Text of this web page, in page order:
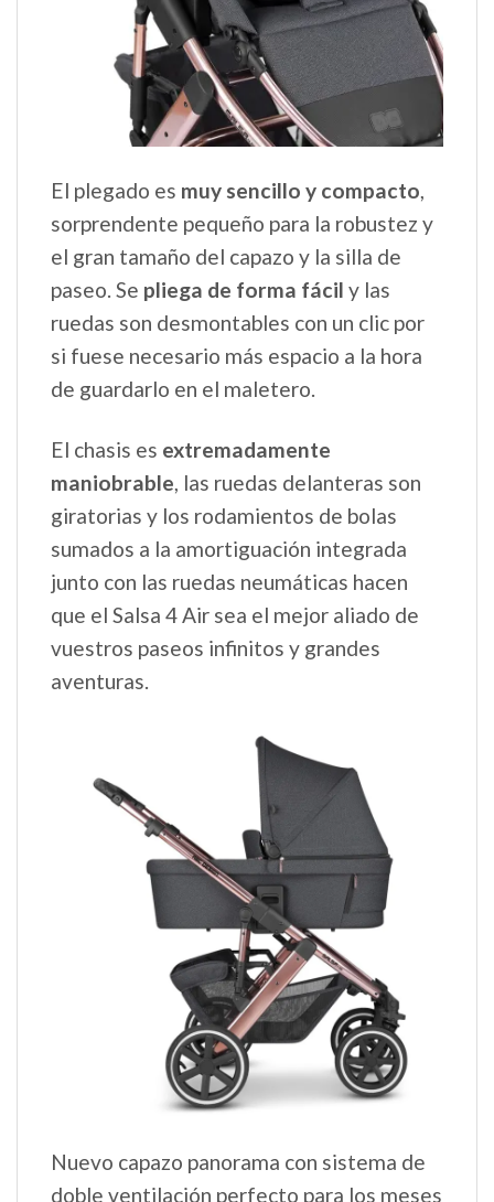
El plegado es muy sencillo y compacto,
sorprendente pequeño para la robustez y
el gran tamaño del capazo y la silla de
paseo. Se pliega de forma fácil y las
ruedas son desmontables con un clic por
si fuese necesario más espacio a la hora
de guardarlo en el maletero.
El chasis es extremadamente
maniobrable, las ruedas delanteras son
giratorias y los rodamientos de bolas
sumados a la amortiguación integrada
junto con las ruedas neumáticas hacen
que el Salsa 4 Air sea el mejor aliado de
vuestros paseos infinitos y grandes
aventuras.
Nuevo capazo panorama con sistema de
doble ventilación perfecto para los meses